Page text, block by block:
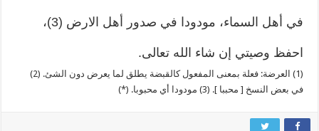
في أهل السماء، مودودا في صدور أهل الارض (3)،
احفظ وصيتي إن شاء الله تعالى.
(1) العرضة: فعلة بمعنى المفعول كالقبضة يطلق لما يعرض دون الشئ. (2)
في بعض النسخ [ محببا ]. (3) مودودا أي محبوبا. (*)